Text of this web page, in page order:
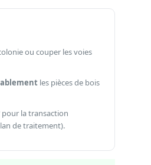
ou couper les voies
les pièces de bois
pour la transaction
de traitement).